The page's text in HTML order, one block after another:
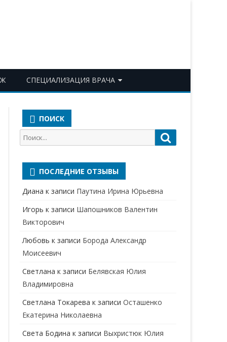
СПЕЦИАЛИЗАЦИЯ ВРАЧА
АЛЛЕРГОЛОГ-ИММУНОЛОГ
АНЕСТЕЗИОЛОГ-
БАКТЕРИОЛОГ
ВЕРТЕБРОЛОГ
ГАСТРОЭНТЕРОЛОГ
ГИНЕКОЛОГ
ГОМЕОПАТ
ДЕРМАТОЛОГ
ДЕТСКИЕ ВРАЧИ ДЕТСКИЙ КАРДИОЛОГ
ПОИСК
Поиск
для:
ПОСЛЕДНИЕ ОТЗЫВЫ
Диана к записи Паутина Ирина Юрьевна
Игорь к записи Шапошников Валентин
Викторович
Любовь к записи Борода Александр
Моисеевич
Светлана к записи Белявская Юлия
Владимировна
Cветлана Токарева к записиОсташенко
Екатерина Николаевна
Света Бодина к записи Выхристюк Юлия